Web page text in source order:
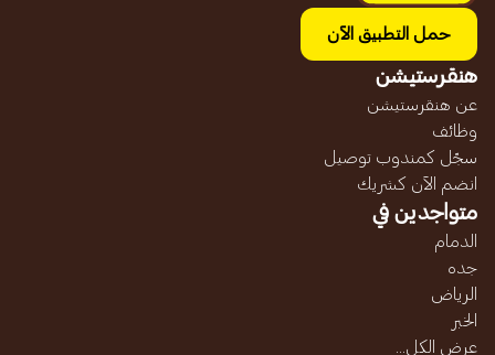
حمل التطبيق الآن
هنقرستيشن
عن هنقرستيشن
وظائف
سجّل كمندوب توصيل
انضم الآن كشريك
متواجدين في
الدمام
جده
الرياض
الخبر
عرض الكل...